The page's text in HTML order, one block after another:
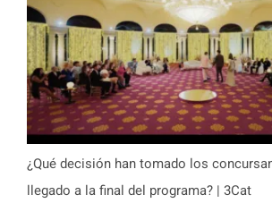
¿Qué decisión han tomado los
llegado a la final del programa? | 3Cat